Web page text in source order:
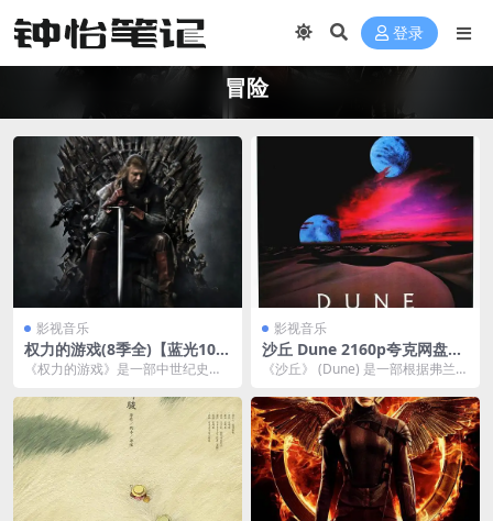
登录
冒险
影视音乐
权力的游戏(8季全)【蓝光108
0P】夸克网盘下载
《权力的游戏》是一部中世纪史诗
国作家乔治·R·R·...
影视音乐
沙丘 Dune 2160p夸克网盘资
源下载
《沙丘》 (Dune) 是一部根据弗兰克